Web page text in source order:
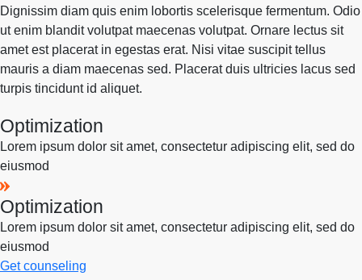
Dignissim diam quis enim lobortis scelerisque fermentum. Odio
ut enim blandit volutpat maecenas volutpat. Ornare lectus sit
amet est placerat in egestas erat. Nisi vitae suscipit tellus
mauris a diam maecenas sed. Placerat duis ultricies lacus sed
turpis tincidunt id aliquet.
Optimization
Lorem ipsum dolor sit amet, consectetur adipiscing elit, sed do
eiusmod
Optimization
Lorem ipsum dolor sit amet, consectetur adipiscing elit, sed do
eiusmod
Get counseling